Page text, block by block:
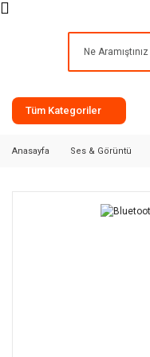
Tüm Kategoriler
Anasayfa Ses & Görüntü